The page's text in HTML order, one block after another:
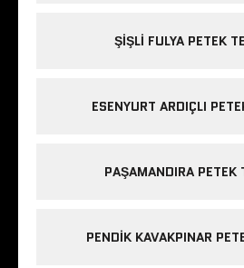
ŞIŞLI FULYA PETEK
ESENYURT ARDIÇLI
PAŞAMANDIRA PETEK
PENDIK KAVAKPINAR